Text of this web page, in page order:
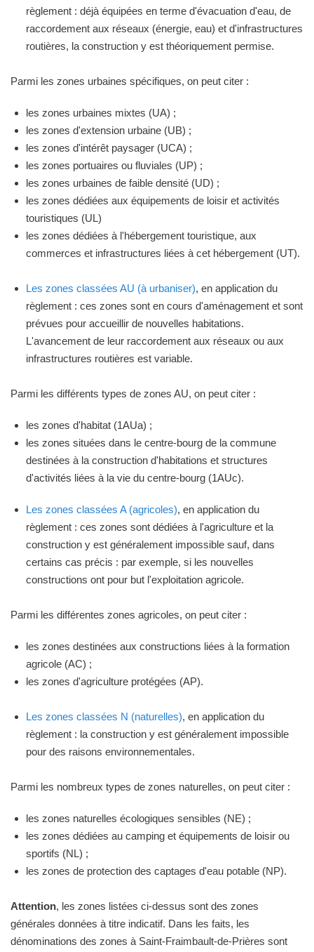
règlement : déjà équipées en terme d'évacuation d'eau, de
raccordement aux réseaux (énergie, eau) et d'infrastructures
routières, la construction y est théoriquement permise.
Parmi les zones urbaines spécifiques, on peut citer :
les zones urbaines mixtes (UA) ;
les zones d'extension urbaine (UB) ;
les zones d'intérêt paysager (UCA) ;
les zones portuaires ou fluviales (UP) ;
les zones urbaines de faible densité (UD) ;
les zones dédiées aux équipements de loisir et activités
touristiques (UL)
les zones dédiées à l'hébergement touristique, aux
commerces et infrastructures liées à cet hébergement (UT).
Les zones classées AU (à urbaniser), en application du
règlement : ces zones sont en cours d'aménagement et sont
prévues pour accueillir de nouvelles habitations.
L'avancement de leur raccordement aux réseaux ou aux
infrastructures routières est variable.
Parmi les différents types de zones AU, on peut citer :
les zones d'habitat (1AUa) ;
les zones situées dans le centre-bourg de la commune
destinées à la construction d'habitations et structures
d'activités liées à la vie du centre-bourg (1AUc).
Les zones classées A (agricoles), en application du
règlement : ces zones sont dédiées à l'agriculture et la
construction y est généralement impossible sauf, dans
certains cas précis : par exemple, si les nouvelles
constructions ont pour but l'exploitation agricole.
Parmi les différentes zones agricoles, on peut citer :
les zones destinées aux constructions liées à la formation
agricole (AC) ;
les zones d'agriculture protégées (AP).
Les zones classées N (naturelles), en application du
règlement : la construction y est généralement impossible
pour des raisons environnementales.
Parmi les nombreux types de zones naturelles, on peut citer :
les zones naturelles écologiques sensibles (NE) ;
les zones dédiées au camping et équipements de loisir ou
sportifs (NL) ;
les zones de protection des captages d'eau potable (NP).
Attention, les zones listées ci-dessus sont des zones
générales données à titre indicatif. Dans les faits, les
dénominations des zones à Saint-Fraimbault-de-Prières sont